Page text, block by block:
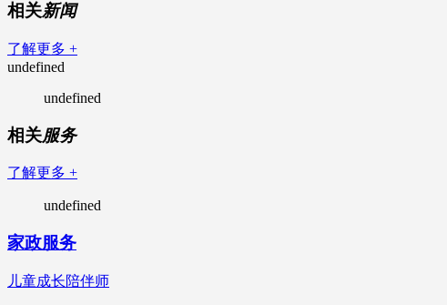
相关新闻
了解更多 +
undefined
undefined
相关服务
了解更多 +
undefined
家政服务
儿童成长陪伴师